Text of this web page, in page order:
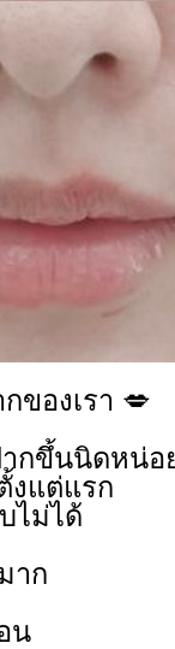
ของเรา 💋
กขึ้นนิดหน่อ
งแต่แรก
ไม่ได้
าก
น